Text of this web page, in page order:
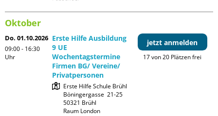
Oktober
Do. 01.10.2026
09:00 - 16:30
Uhr
Erste Hilfe Ausbildung
9 UE
Wochentagstermine
Firmen BG/ Vereine/
Privatpersonen
Erste Hilfe Schule Brühl
Böningergasse  21-25
50321 Brühl
Raum London
jetzt anmelden
17 von 20 Plätzen frei